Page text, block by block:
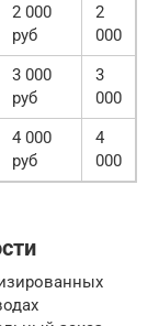
2 000
руб
2
000
3 000
руб
3
000
4 000
руб
4
000